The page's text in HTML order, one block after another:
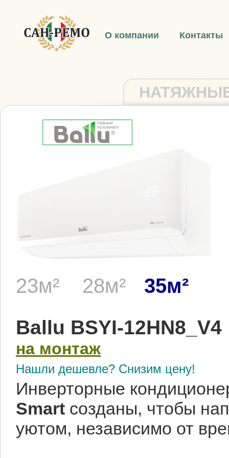
О компании Контакты
23м² 28м² 35м²
Ballu BSYI-
на монтаж
Нашли дешевле? Снизим цену!
Инверторные
Smart созданы, чтобы
уютом, независимо от